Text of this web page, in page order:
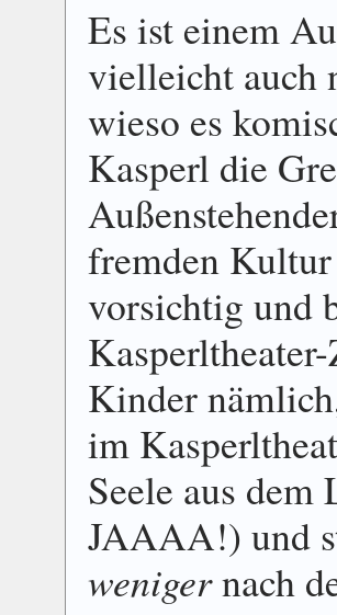
Es ist einem
vielleicht auch
wieso es
Kasperl die
fremden
vorsichtig und
Kinder
im
Seele aus
JAAAA!) und
wenigernach